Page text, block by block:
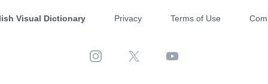
Visual Dictionary Privacy Terms of Use
Instagram X YouTube